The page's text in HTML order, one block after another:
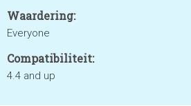
Waardering:
Everyone
Compatibiliteit:
4.4 and up